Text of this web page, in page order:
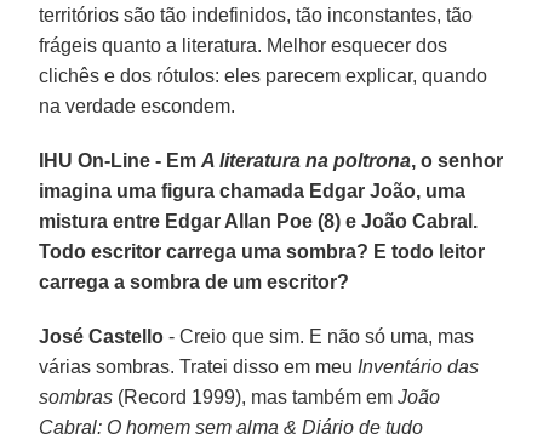
territórios são tão indefinidos, tão inconstantes, tão
frágeis quanto a literatura. Melhor esquecer dos
clichês e dos rótulos: eles parecem explicar, quando
na verdade escondem.
IHU On-Line - EmA literatura na poltrona, o senhor
imagina uma figura chamada Edgar João, uma
mistura entre Edgar Allan Poe (8) e João Cabral.
Todo escritor carrega uma sombra? E todo leitor
carrega a sombra de um escritor?
José Castello - Creio que sim. E não só uma, mas
várias sombras. Tratei disso em meu Inventário das
sombras (Record 1999), mas também emJoão
Cabral: O homem sem alma & Diário de tudo